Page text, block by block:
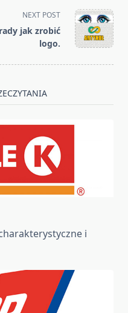
NEXT POST
jak zrobić
logo.
i